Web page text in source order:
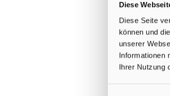
Diese
Diese Seite
können und
unserer
Informationen
Ihrer Nutzung